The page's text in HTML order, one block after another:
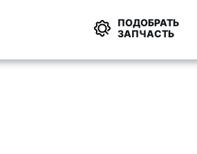
ПОДОБРАТЬ
ЗАПЧАСТЬ